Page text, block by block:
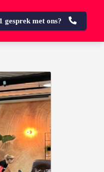
gesprek met ons?